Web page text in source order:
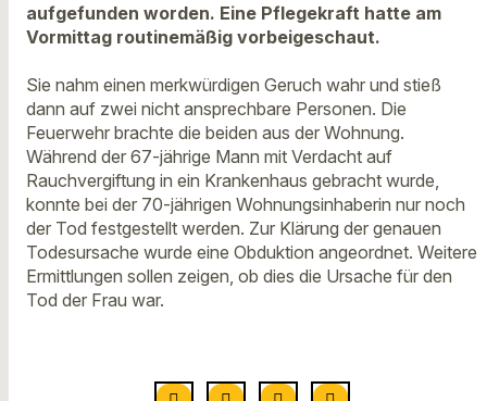
aufgefunden worden. Eine Pflegekraft hatte am
Vormittag routinemäßig vorbeigeschaut.
Sie nahm einen merkwürdigen Geruch wahr und stieß
dann auf zwei nicht ansprechbare Personen. Die
Feuerwehr brachte die beiden aus der Wohnung.
Während der 67-jährige Mann mit Verdacht auf
Rauchvergiftung in ein Krankenhaus gebracht wurde,
konnte bei der 70-jährigen Wohnungsinhaberin nur noch
der Tod festgestellt werden. Zur Klärung der genauen
Todesursache wurde eine Obduktion angeordnet. Weitere
Ermittlungen sollen zeigen, ob dies die Ursache für den
Tod der Frau war.